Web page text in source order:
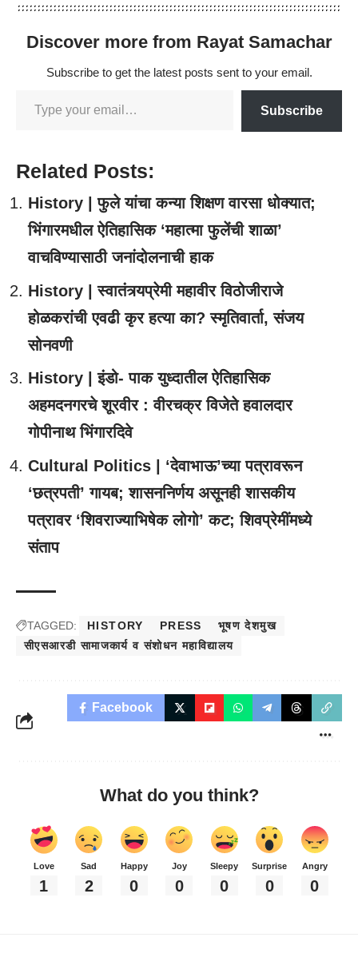
Discover more from Rayat Samachar
Subscribe to get the latest posts sent to your email.
Subscribe
Related Posts:
History | फुले यांचा कन्या शिक्षण वारसा धोक्यात;
भिंगारमधील ऐतिहासिक ‘महात्मा फुलेंची शाळा’
वाचविण्यासाठी जनांदोलनाची हाक
History | स्वातंत्र्यप्रेमी महावीर विठोजीराजे
होळकरांची एवढी कृर हत्या का? स्मृतिवार्ता, संजय
सोनवणी
History | इंडो- पाक युध्दातील ऐतिहासिक
अहमदनगरचे शूरवीर : वीरचक्र विजेते हवालदार
गोपीनाथ भिंगारदिवे
Cultural Politics | ‘देवाभाऊ’च्या पत्रावरून
‘छत्रपती’ गायब; शासननिर्णय असूनही शासकीय
पत्रावर ‘शिवराज्याभिषेक लोगो’ कट; शिवप्रेमींमध्ये
संताप
TAGGED: HISTORY PRESS
भूषण देशमुख
सीएसआरडी सामाजकार्य व संशोधन महाविद्यालय
Facebook
What do you think?
Love
1
Sad
2
Happy
0
Joy
0
Sleepy
0
Surprise
0
Angry
0